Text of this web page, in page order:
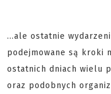
...ale ostatnie
podejmowane są kroki
ostatnich dniach wielu
oraz podobnych